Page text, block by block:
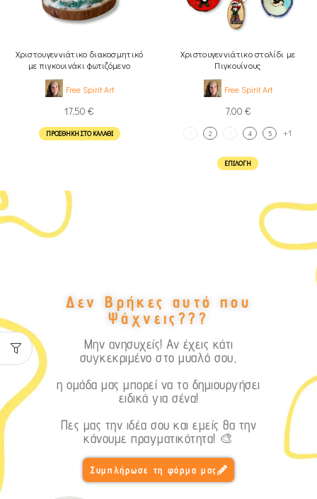
Χριστουγεννιάτικο διακοσμητικό
με πιγκουινάκι φωτιζόμενο
Free Spirit Art
17,50 €
ΠΡΟΣΘΉΚΗ ΣΤΟ ΚΑΛΆΘΙ
Χριστουγεννιάτικο στολίδι με
Πιγκουίνους
Free Spirit Art
7,00 €
2 4 5 +1
ΕΠΙΛΟΓΉ
Δεν Βρήκες αυτό που
Ψάχνεις???
Μην ανησυχείς! Αν έχεις κάτι
συγκεκριμένο στο μυαλό σου,
η ομάδα μας μπορεί να το δημιουργήσει
ειδικά για σένα!
Πες μας την ιδέα σου και εμείς θα την
κάνουμε πραγματικότητα! 🎨
Συμπλήρωσε τη φόρμα μας